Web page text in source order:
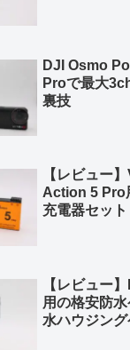
DJI Osmo
Proで最大
裏技
【レビュー
Action 5 Pro
充電器セット
【レビュー
用の格安防
水ハウジン